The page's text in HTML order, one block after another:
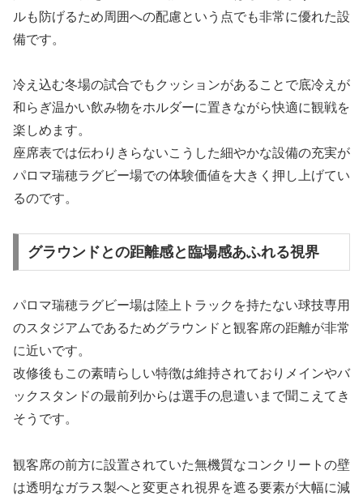
ルも防げるため周囲への配慮という点でも非常に優れた設
備です。
冷え込む冬場の試合でもクッションがあることで底冷えが
和らぎ温かい飲み物をホルダーに置きながら快適に観戦を
楽しめます。
座席表では伝わりきらないこうした細やかな設備の充実が
パロマ瑞穂ラグビー場での体験価値を大きく押し上げてい
るのです。
グラウンドとの距離感と臨場感あふれる視界
パロマ瑞穂ラグビー場は陸上トラックを持たない球技専用
のスタジアムであるためグラウンドと観客席の距離が非常
に近いです。
改修後もこの素晴らしい特徴は維持されておりメインやバ
ックスタンドの最前列からは選手の息遣いまで聞こえてき
そうです。
観客席の前方に設置されていた無機質なコンクリートの壁
は透明なガラス製へと変更され視界を遮る要素が大幅に減